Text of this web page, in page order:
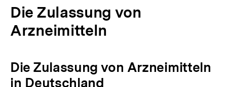
Die Zulassung von
Arzneimitteln
Die Zulassung von Arzneimitteln
in Deutschland